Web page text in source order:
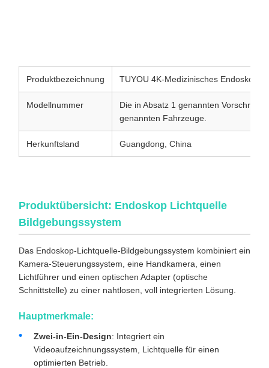
Produktbezeichnung TUYOU 4K-Medizinisches Endoskop-
Modellnummer
Die in Absatz 1 genannten
genannten Fahrzeuge.
Herkunftsland Guangdong, China
Produktübersicht: Endoskop Lichtquelle
Bildgebungssystem
Das Endoskop-Lichtquelle-Bildgebungssystem kombiniert ein
Kamera-Steuerungssystem, eine Handkamera, einen
Lichtführer und einen optischen Adapter (optische
Schnittstelle) zu einer nahtlosen, voll integrierten Lösung.
Hauptmerkmale:
Zwei-in-Ein-Design: Integriert ein
Videoaufzeichnungssystem, Lichtquelle für einen
optimierten Betrieb.